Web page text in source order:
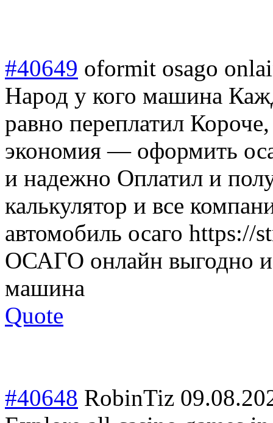
#40649 oformit osago
Народ у кого машина
равно переплатил
экономия — оформить
и надежно Оплатил и
калькулятор и все
автомобиль осаго
ОСАГО онлайн выгодно
машина
Quote
#40648 RobinTiz